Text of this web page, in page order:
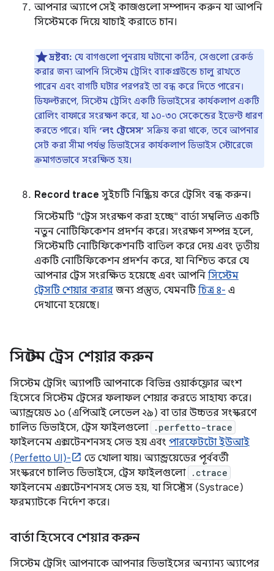
আপনার অ্যাপে সেই কাজগুলো সম্পাদন করুন যা আপনি
সিস্টেমকে দিয়ে যাচাই করাতে চান।
দ্রষ্টব্য: যে বাগগুলো পুনরায় ঘটানো কঠিন, সেগুলো রেকর্ড
করার জন্য আপনি সিস্টেম ট্রেসিং ব্যাকগ্রাউন্ডে চালু রাখতে
পারেন এবং বাগটি ঘটার পরপরই তা বন্ধ করে দিতে পারেন।
ডিফল্টরূপে, সিস্টেম ট্রেসিং একটি ডিভাইসের কার্যকলাপ একটি
রোলিং বাফারে সংরক্ষণ করে, যা ১০-৩০ সেকেন্ডের ইভেন্ট ধারণ
করতে পারে। যদি ‘লং ট্রেসেস’ সক্রিয় করা থাকে, তবে আপনার
সেট করা সীমা পর্যন্ত ডিভাইসের কার্যকলাপ ডিভাইস স্টোরেজে
ক্রমাগতভাবে সংরক্ষিত হয়।
Record trace সুইচটি নিষ্ক্রিয় করে ট্রেসিং বন্ধ করুন।
সিস্টেমটি "ট্রেস সংরক্ষণ করা হচ্ছে" বার্তা সম্বলিত একটি
নতুন নোটিফিকেশন প্রদর্শন করে। সংরক্ষণ সম্পন্ন হলে,
সিস্টেমটি নোটিফিকেশনটি বাতিল করে দেয় এবং তৃতীয়
একটি নোটিফিকেশন প্রদর্শন করে, যা নিশ্চিত করে যে
আপনার ট্রেস সংরক্ষিত হয়েছে এবং আপনি সিস্টেম
ট্রেসটি শেয়ার করার জন্য প্রস্তুত, যেমনটি চিত্র ৪- এ
দেখানো হয়েছে।
সিস্টেম ট্রেস শেয়ার করুন
সিস্টেম ট্রেসিং অ্যাপটি আপনাকে বিভিন্ন ওয়ার্কফ্লোর অংশ
হিসেবে সিস্টেম ট্রেসের ফলাফল শেয়ার করতে সাহায্য করে।
অ্যান্ড্রয়েড ১০ (এপিআই লেভেল ২৯) বা তার উচ্চতর সংস্করণে
চালিত ডিভাইসে, ট্রেস ফাইলগুলো .perfetto-trace
ফাইলনেম এক্সটেনশনসহ সেভ হয় এবং পারফেটটো ইউআই
(Perfetto UI)-
তে খোলা যায়। অ্যান্ড্রয়েডের পূর্ববর্তী
সংস্করণে চালিত ডিভাইসে, ট্রেস ফাইলগুলো .ctrace
ফাইলনেম এক্সটেনশনসহ সেভ হয়, যা সিস্ট্রেস (Systrace)
ফরম্যাটকে নির্দেশ করে।
বার্তা হিসেবে শেয়ার করুন
সিস্টেম ট্রেসিং আপনাকে আপনার ডিভাইসের অন্যান্য অ্যাপের